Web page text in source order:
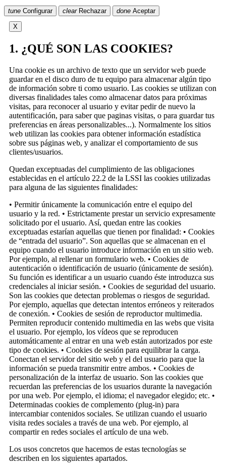
tune Configurar clear Rechazar done Aceptar
X
1. ¿QUÉ SON LAS COOKIES?
Una cookie es un archivo de texto que un servidor web puede
guardar en el disco duro de tu equipo para almacenar algún tipo
de información sobre ti como usuario. Las cookies se utilizan con
diversas finalidades tales como almacenar datos para próximas
visitas, para reconocer al usuario y evitar pedir de nuevo la
autentificación, para saber que paginas visitas, o para guardar tus
preferencias en áreas personalizables...). Normalmente los sitios
web utilizan las cookies para obtener información estadística
sobre sus páginas web, y analizar el comportamiento de sus
clientes/usuarios.
Quedan exceptuadas del cumplimiento de las obligaciones
establecidas en el artículo 22.2 de la LSSI las cookies utilizadas
para alguna de las siguientes finalidades:
• Permitir únicamente la comunicación entre el equipo del
usuario y la red. • Estrictamente prestar un servicio expresamente
solicitado por el usuario. Así, quedan entre las cookies
exceptuadas estarían aquellas que tienen por finalidad: • Cookies
de “entrada del usuario”. Son aquellas que se almacenan en el
equipo cuando el usuario introduce información en un sitio web.
Por ejemplo, al rellenar un formulario web. • Cookies de
autenticación o identificación de usuario (únicamente de sesión).
Su función es identificar a un usuario cuando éste introduzca sus
credenciales al iniciar sesión. • Cookies de seguridad del usuario.
Son las cookies que detectan problemas o riesgos de seguridad.
Por ejemplo, aquellas que detectan intentos erróneos y reiterados
de conexión. • Cookies de sesión de reproductor multimedia.
Permiten reproducir contenido multimedia en las webs que visita
el usuario. Por ejemplo, los vídeos que se reproducen
automáticamente al entrar en una web están autorizados por este
tipo de cookies. • Cookies de sesión para equilibrar la carga.
Conectan el servidor del sitio web y el del usuario para que la
información se pueda transmitir entre ambos. • Cookies de
personalización de la interfaz de usuario. Son las cookies que
recuerdan las preferencias de los usuarios durante la navegación
por una web. Por ejemplo, el idioma; el navegador elegido; etc. •
Determinadas cookies de complemento (plug-in) para
intercambiar contenidos sociales. Se utilizan cuando el usuario
visita redes sociales a través de una web. Por ejemplo, al
compartir en redes sociales el artículo de una web.
Los usos concretos que hacemos de estas tecnologías se
describen en los siguientes apartados.